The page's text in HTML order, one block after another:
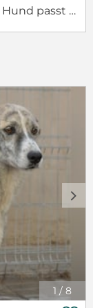
Welcher Hund passt zu mir?
1 / 8
d